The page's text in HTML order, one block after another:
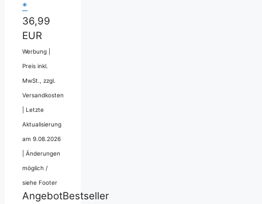
*
36,99
EUR
Werbung |
Preis inkl.
MwSt., zzgl.
Versandkosten
Letzte
Aktualisierung
am 9.08.2026
Änderungen
möglich /
siehe Footer
AngebotBestseller